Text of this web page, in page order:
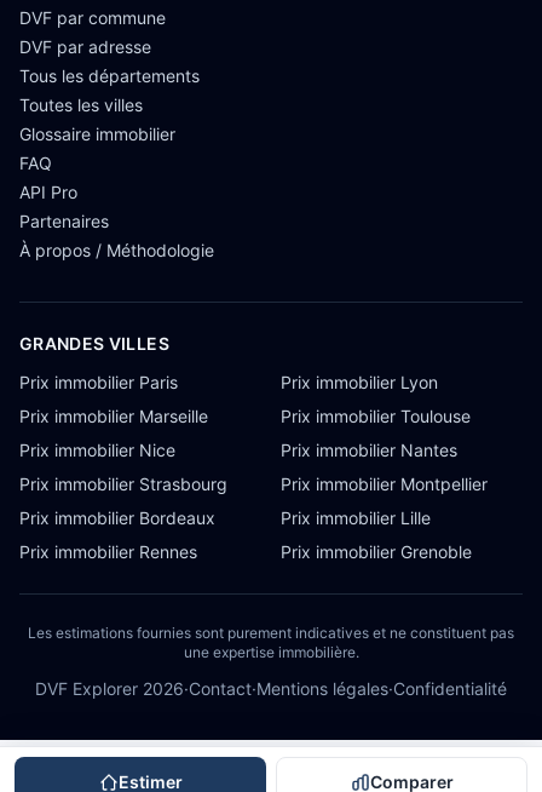
Estimer Comparer
DVF par commune
DVF par adresse
Tous les départements
Toutes les villes
Glossaire immobilier
FAQ
API Pro
Partenaires
À propos / Méthodologie
GRANDES VILLES
Prix immobilier Paris
Prix immobilier Lyon
Prix immobilier Marseille
Prix immobilier Toulouse
Prix immobilier Nice
Prix immobilier Nantes
Prix immobilier Strasbourg
Prix immobilier Montpellier
Prix immobilier Bordeaux
Prix immobilier Lille
Prix immobilier Rennes
Prix immobilier Grenoble
Les estimations fournies sont purement indicatives et ne constituent pas
une expertise immobilière.
DVF Explorer 2026·Contact·Mentions légales·Confidentialité